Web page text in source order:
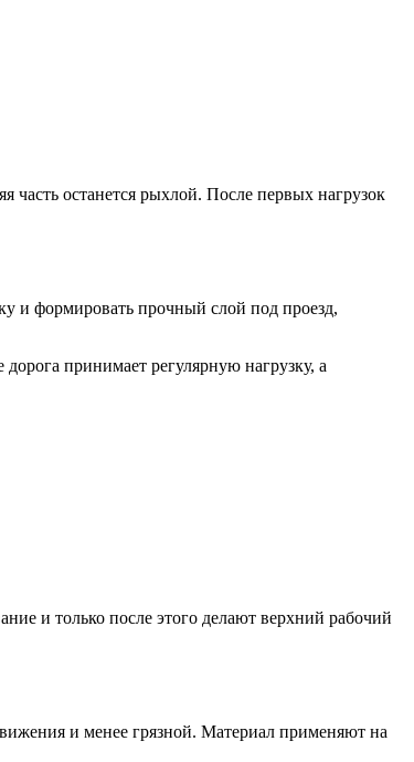
останется рыхлой. После первых нагрузок
и формировать прочный слой под проезд,
принимает регулярную нагрузку, а
и только после этого делают верхний рабочий
и менее грязной. Материал применяют на